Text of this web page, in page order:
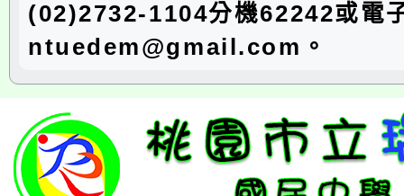
(02)2732-1104分機62242或電
ntuedem@gmail.com。